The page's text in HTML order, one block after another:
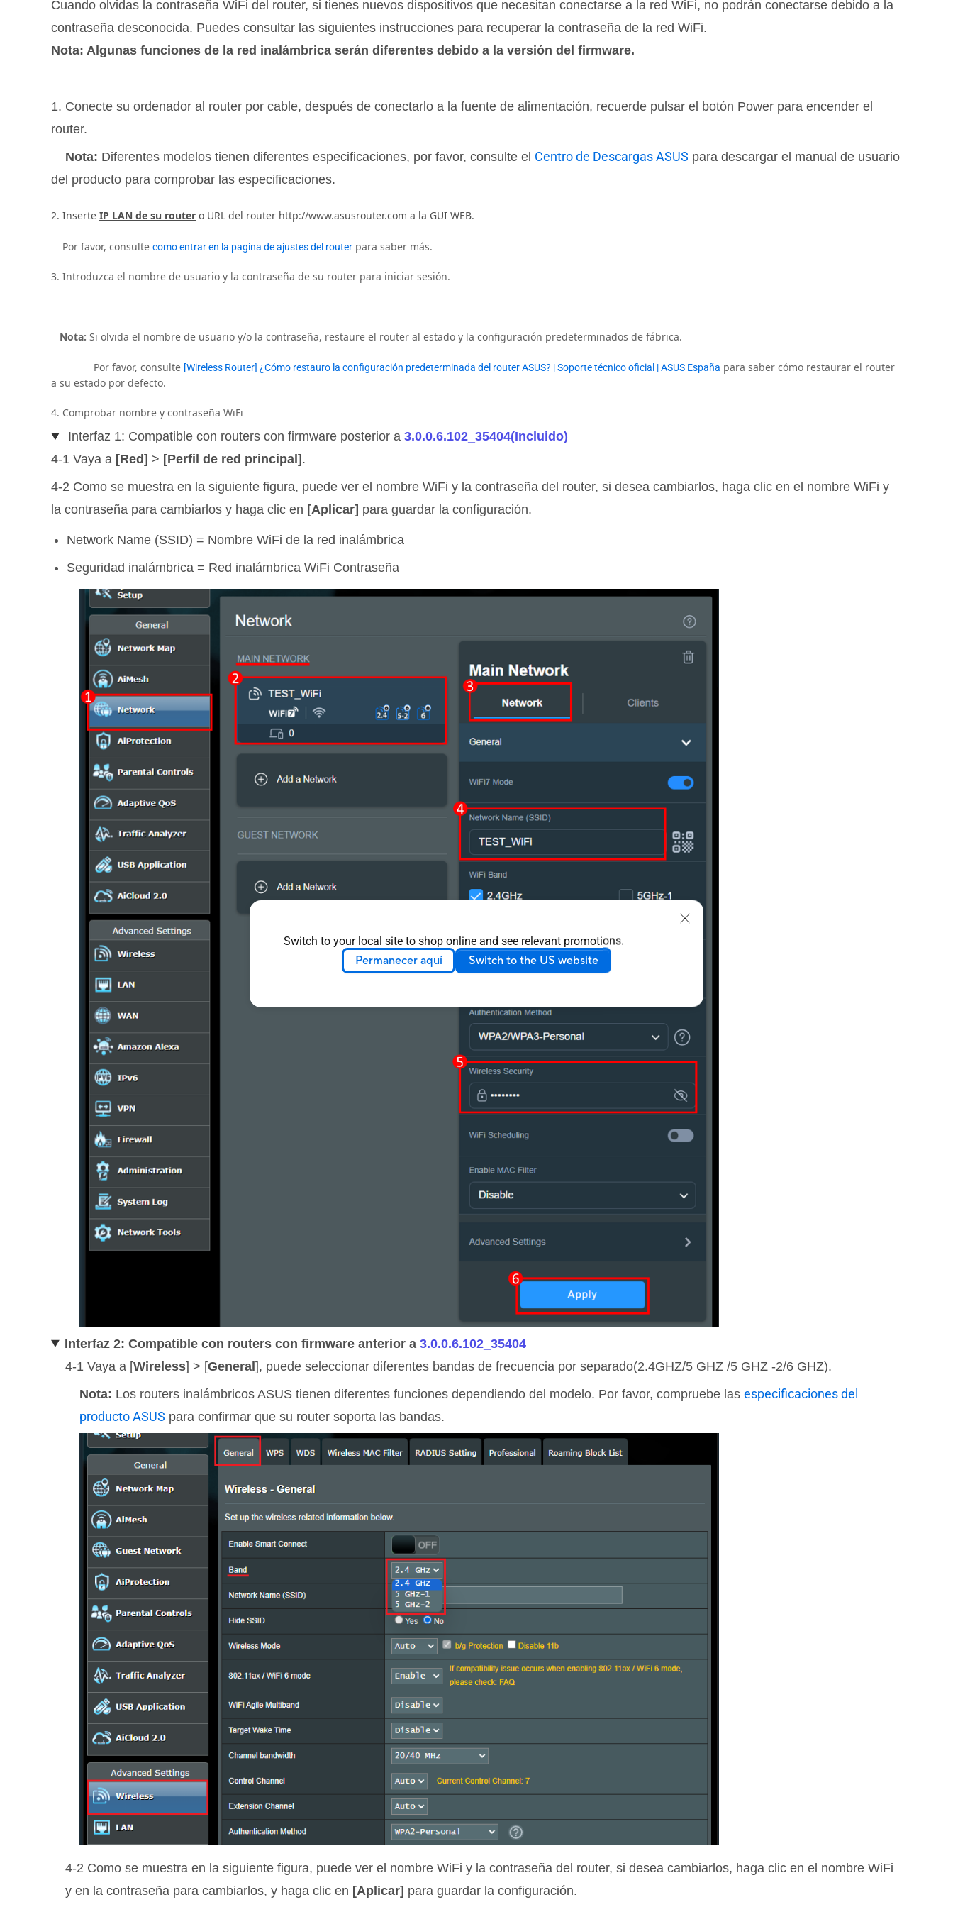
Switch to your local site to shop online and see relevant promotions.
Permanecer aquí Switch to the US website
Cuando olvidas la contraseña WiFi del router, si tienes nuevos dispositivos que necesitan conectarse a la red WiFi, no podrán conectarse debido a la
contraseña desconocida. Puedes consultar las siguientes instrucciones para recuperar la contraseña de la red WiFi.
Nota: Algunas funciones de la red inalámbrica serán diferentes debido a la versión del firmware.
1. Conecte su ordenador al router por cable, después de conectarlo a la fuente de alimentación, recuerde pulsar el botón Power para encender el
router.
Nota: Diferentes modelos tienen diferentes especificaciones, por favor, consulte el Centro de Descargas ASUS para descargar el manual de usuario
del producto para comprobar las especificaciones.
2. Inserte IP LAN de su router o URL del router http://www.asusrouter.com a la GUI WEB.
Por favor, consulte como entrar en la pagina de ajustes del router para saber más.
3. Introduzca el nombre de usuario y la contraseña de su router para iniciar sesión.
Nota: Si olvida el nombre de usuario y/o la contraseña, restaure el router al estado y la configuración predeterminados de fábrica.
Por favor, consulte [Wireless Router] ¿Cómo restauro la configuración predeterminada del router ASUS? | Soporte técnico oficial | ASUS España para saber cómo restaurar el router
a su estado por defecto.
4. Comprobar nombre y contraseña WiFi
Interfaz 1: Compatible con routers con firmware posterior a 3.0.0.6.102_35404(Incluido)
4-1 Vaya a [Red] > [Perfil de red principal] .
4-2 Como se muestra en la siguiente figura, puede ver el nombre WiFi y la contraseña del router, si desea cambiarlos, haga clic en el nombre WiFi y
la contraseña para cambiarlos y haga clic en [Aplicar] para guardar la configuración.
Network Name (SSID) = Nombre WiFi de la red inalámbrica
Seguridad inalámbrica = Red inalámbrica WiFi Contraseña
Interfaz 2: Compatible con routers con firmware anterior a3.0.0.6.102_35404
4-1 Vaya a [Wireless] > [General], puede seleccionar diferentes bandas de frecuencia por separado(2.4GHZ/5 GHZ /5 GHZ -2/6 GHZ).
Nota: Los routers inalámbricos ASUS tienen diferentes funciones dependiendo del modelo. Por favor, compruebe las especificaciones del
producto ASUS para confirmar que su router soporta las bandas.
4-2 Como se muestra en la siguiente figura, puede ver el nombre WiFi y la contraseña del router, si desea cambiarlos, haga clic en el nombre WiFi
y en la contraseña para cambiarlos, y haga clic en [Aplicar] para guardar la configuración.